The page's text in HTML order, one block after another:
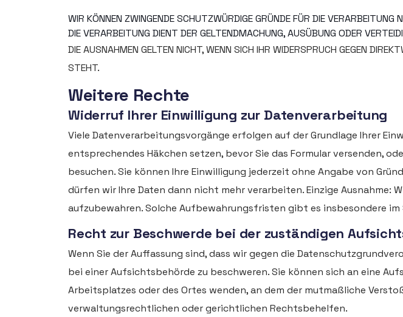
WIR KÖNNEN ZWINGENDE SCHUTZWÜRDIGE GRÜNDE FÜR DIE VERARBEITUNG
DIE VERARBEITUNG DIENT DER GELTENDMACHUNG, AUSÜBUNG ODER
DIE AUSNAHMEN GELTEN NICHT, WENN SICH IHR WIDERSPRUCH GEGEN
STEHT.
Weitere Rechte
Widerruf Ihrer Einwilligung zur Datenverarbeitung
Viele Datenverarbeitungsvorgänge erfolgen auf der Grundlage Ihrer
entsprechendes Häkchen setzen, bevor Sie das Formular versenden,
besuchen. Sie können Ihre Einwilligung jederzeit ohne Angabe von
dürfen wir Ihre Daten dann nicht mehr verarbeiten. Einzige
aufzubewahren. Solche Aufbewahrungsfristen gibt es insbesondere im
Recht zur Beschwerde bei der zuständigen
Wenn Sie der Auffassung sind, dass wir gegen die
bei einer Aufsichtsbehörde zu beschweren. Sie können sich an eine
Arbeitsplatzes oder des Ortes wenden, an dem der mutmaßliche
verwaltungsrechtlichen oder gerichtlichen Rechtsbehelfen.